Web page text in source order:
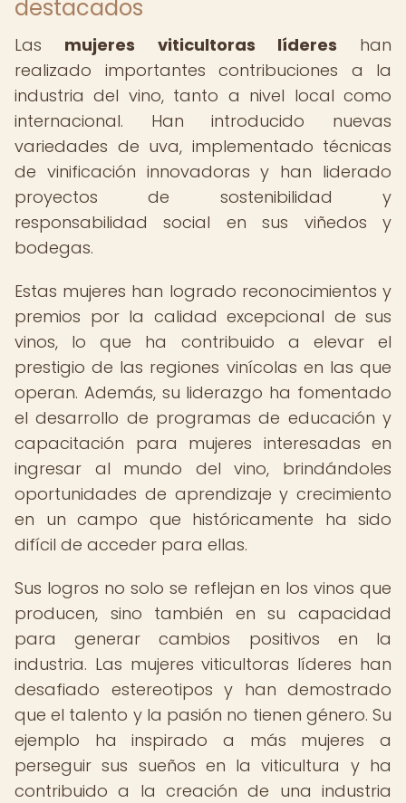
destacados
Las mujeres viticultoras líderes han
realizado importantes contribuciones a la
industria del vino, tanto a nivel local como
internacional. Han introducido nuevas
variedades de uva, implementado técnicas
de vinificación innovadoras y han liderado
proyectos de sostenibilidad y
responsabilidad social en sus viñedos y
bodegas.
Estas mujeres han logrado reconocimientos y
premios por la calidad excepcional de sus
vinos, lo que ha contribuido a elevar el
prestigio de las regiones vinícolas en las que
operan. Además, su liderazgo ha fomentado
el desarrollo de programas de educación y
capacitación para mujeres interesadas en
ingresar al mundo del vino, brindándoles
oportunidades de aprendizaje y crecimiento
en un campo que históricamente ha sido
difícil de acceder para ellas.
Sus logros no solo se reflejan en los vinos que
producen, sino también en su capacidad
para generar cambios positivos en la
industria. Las mujeres viticultoras líderes han
desafiado estereotipos y han demostrado
que el talento y la pasión no tienen género. Su
ejemplo ha inspirado a más mujeres a
perseguir sus sueños en la viticultura y ha
contribuido a la creación de una industria